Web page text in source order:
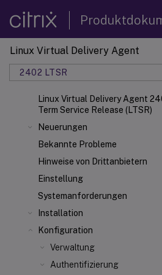
Linux Virtual Delivery Agent
2402 LTSR
Linux Virtual Delivery Agent
Term Service Release (LTSR)
Neuerungen
Bekannte Probleme
Hinweise von Drittanbietern
Einstellung
Systemanforderungen
Installation
Konfiguration
Verwaltung
Authentifizierung